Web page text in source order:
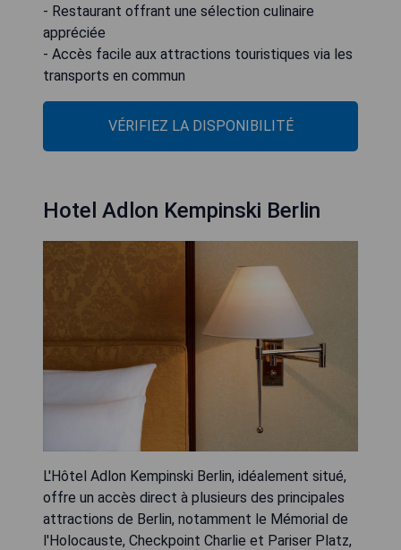
- Restaurant offrant une sélection culinaire
appréciée
- Accès facile aux attractions touristiques via les
transports en commun
VÉRIFIEZ LA DISPONIBILITÉ
Hotel Adlon Kempinski Berlin
L'Hôtel Adlon Kempinski Berlin, idéalement situé,
offre un accès direct à plusieurs des principales
attractions de Berlin, notamment le Mémorial de
l'Holocauste, Checkpoint Charlie et Pariser Platz,